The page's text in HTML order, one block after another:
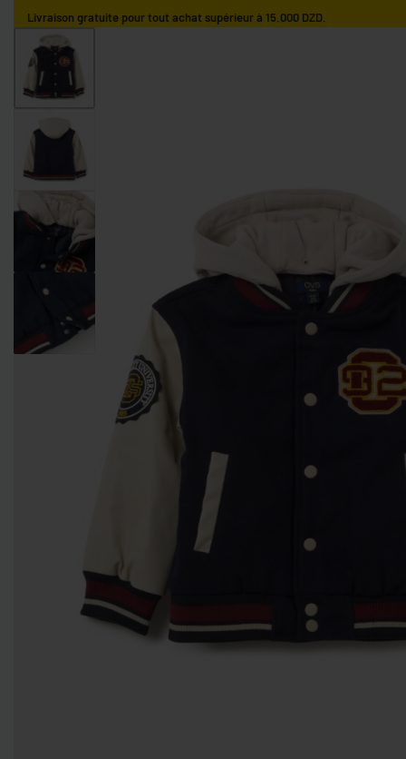
Livraison gratuite pour tout achat supérieur à 15.000 DZD.
ACCUEIL
GARÇONS 0-9 MOIS GARÇONS 9-36 MOIS
FILLES 0-9 MOIS FILLES 3-10 ANS